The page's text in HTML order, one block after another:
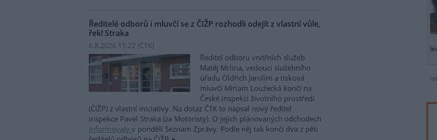
Ředitelé odborů i mluvčí se z ČIŽP rozhodli odejít z vlastní vůle,
řekl Straka
6.8.2026 15:22 (ČTK)
Ředitel odboru vnitřních služeb
Matěj Mrlina, vedoucí služebního
úřadu Oldřich Jarolím a tisková
mluvčí Miriam Loužecká končí na
České inspekci životního prostředí
(ČIŽP) z vlastní iniciativy. Na dotaz ČTK to napsal nový ředitel
inspekce Pavel Straka (za Motoristy). O jejich plánovaných odchodech
informovaly v pondělí Seznam Zprávy. Podle něj tak končí dva z pěti